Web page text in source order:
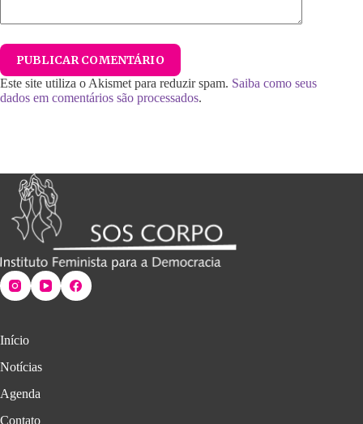
PUBLICAR COMENTÁRIO
Este site utiliza o Akismet para reduzir spam. Saiba como seus
dados em comentários são processados.
Início
Notícias
Agenda
Contato